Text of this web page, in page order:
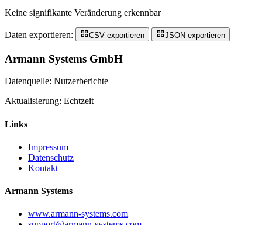
Keine signifikante Veränderung erkennbar
Daten exportieren: CSV exportieren JSON exportieren
Armann Systems GmbH
Datenquelle: Nutzerberichte
Aktualisierung: Echtzeit
Links
Impressum
Datenschutz
Kontakt
Armann Systems
www.armann-systems.com